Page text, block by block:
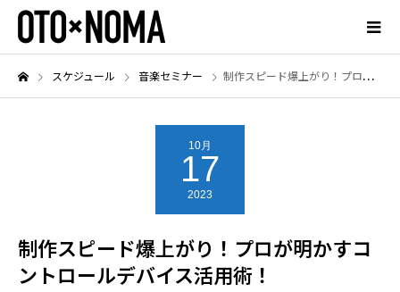
スケジュール 音楽セミナー 制作スピード爆上がり！プロが明かすコントロールデバイス活用術！
10月
17
2023
制作スピード爆上がり！プロが明かすコ
ントロールデバイス活用術！